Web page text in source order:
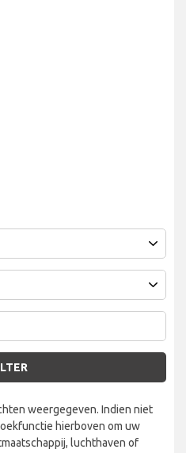
weergegeven. Indien niet
hierboven om uw
luchthaven of